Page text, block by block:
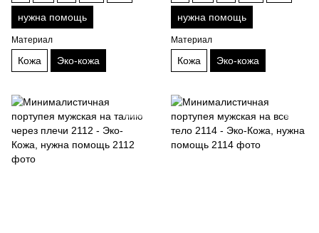
нужна помощь
Материал
Кожа Эко-кожа
нужна помощь
Материал
Кожа Эко-кожа